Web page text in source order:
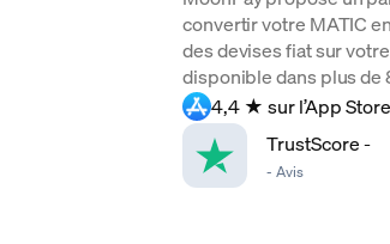
convertir votre MATIC
des devises fiat sur
disponible dans plus de
4,4 ★ sur l’App Store
TrustScore-
- Avis